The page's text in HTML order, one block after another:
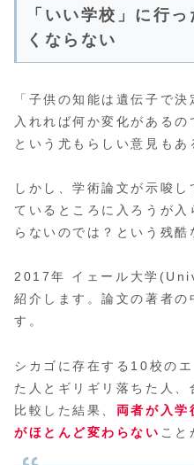
「いい学校」に行
くならない
「子供の知能は遺伝子で
入れれば何か変化があるの
という尤もらしい意見もあ
しかし、学術論文が示唆
ているところに入ろうが
らないのでは？という残酷
2017年 イェール大学
紹介します。論文の著者の
す。
シカゴに存在する10校の
た人とギリギリ落ちた人
比較した結果、 両者が入学
がほとんど変わらない こと